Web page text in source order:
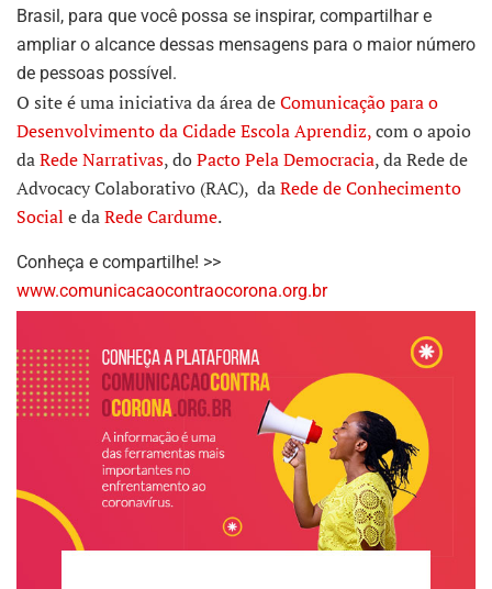
Brasil, para que você possa se inspirar, compartilhar e
ampliar o alcance dessas mensagens para o maior número
de pessoas possível.
O site é uma iniciativa da área deComunicação para o
Desenvolvimento da Cidade Escola Aprendiz,com o apoio
daRede Narrativas, doPacto Pela Democracia, da Rede de
Advocacy Colaborativo (RAC), daRede de Conhecimento
Social e daRede Cardume.
Conheça e compartilhe! >>
www.comunicacaocontraocorona.org.br